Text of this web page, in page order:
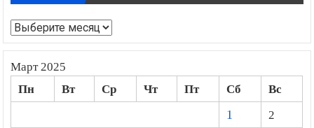
Архивы
Март 2025
Пн Вт Ср Чт Пт Сб
Вс
1
2